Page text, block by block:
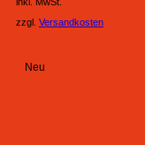
zzgl. Versandkosten
Neu